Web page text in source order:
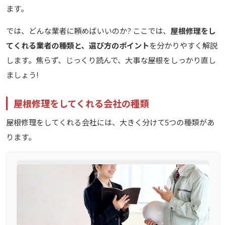
ます。
では、どんな業者に頼めばいいのか? ここでは、 屋根修理をし
てくれる業者の種類と、選び方のポイントを分かりやすく解説
します。焦らず、じっくり読んで、大事な屋根をしっかり直し
ましょう!
屋根修理をしてくれる会社の種類
屋根修理をしてくれる会社には、大きく分けて5つの種類があ
ります。